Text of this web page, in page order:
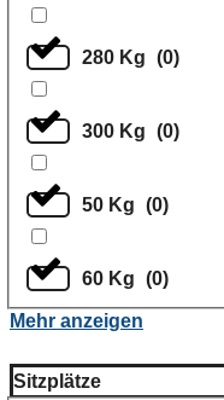
280 Kg (0)
300 Kg (0)
50 Kg (0)
60 Kg (0)
Mehr anzeigen
Sitzplätze